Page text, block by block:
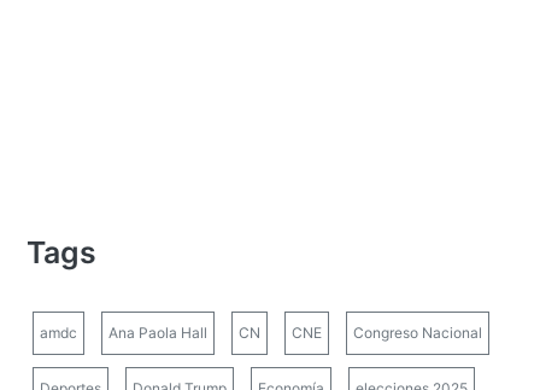
Tags
amdc Ana Paola Hall CN CNE Congreso Nacional